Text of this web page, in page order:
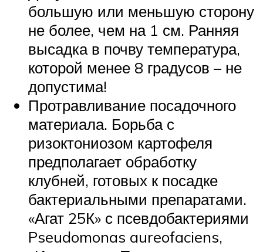
большую или меньшую сторону
не более, чем на 1 см. Ранняя
высадка в почву температура,
которой менее 8 градусов – не
допустима!
Протравливание посадочного
материала. Борьба с
ризоктониозом картофеля
предполагает обработку
клубней, готовых к посадке
бактериальными препаратами.
«Агат 25К» с псевдобактериями
Pseudomonas aureofaciens,